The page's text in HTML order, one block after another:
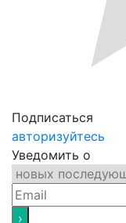
Подписаться
авторизуйтесь
Уведомить о